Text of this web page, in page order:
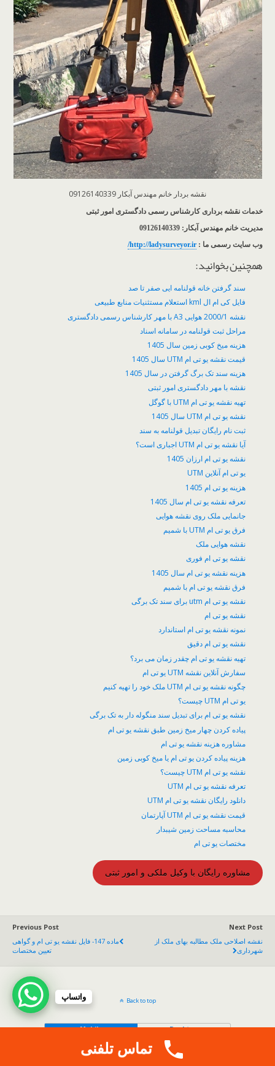
نقشه بردار خانم مهندس آبکار 09126140339
خدمات نقشه برداری کارشناس رسمی دادگستری امور ثبتی
مدیریت خانم مهندس آبکار: 09126140339
وب سایت رسمی ما : http://ladysurveyor.ir/
همچنین بخوانید:
سند گرفتن خانه قولنامه ایی صفر تا صد
فایل کی ام ال kml استعلام مستثنیات منابع طبیعی
نقشه 2000/1 هوایی A3 با مهر کارشناس رسمی دادگستری
مراحل ثبت قولنامه در سامانه اسناد
هزینه میخ کوبی زمین سال 1405
قیمت نقشه یو تی ام UTM سال 1405
هزینه سند تک برگ گرفتن در سال 1405
نقشه با مهر دادگستری امور ثبتی
تهیه نقشه یو تی ام UTM با گوگل
نقشه یو تی ام UTM سال 1405
ثبت نام رایگان تبدیل قولنامه به سند
آیا نقشه یو تی ام UTM اجباری است؟
نقشه یو تی ام ارزان 1405
یو تی ام آنلاین UTM
هزینه یو تی ام 1405
تعرفه نقشه یو تی ام سال 1405
جانمایی ملک روی نقشه هوایی
فرق یو تی ام UTM با شمیم
نقشه هوایی ملک
نقشه یو تی ام فوری
هزینه نقشه یو تی ام سال 1405
فرق نقشه یو تی ام با شمیم
نقشه یو تی ام utm برای سند تک برگی
نقشه یو تی ام
نمونه نقشه یو تی ام استاندارد
نقشه یو تی ام دقیق
تهیه نقشه یو تی ام چقدر زمان می برد؟
سفارش آنلاین نقشه UTM یو تی ام
چگونه نقشه یو تی ام UTM ملک خود را تهیه کنیم
یو تی ام UTM چیست؟
نقشه یو تی ام برای تبدیل سند منگوله دار به تک برگی
پیاده کردن چهار میخ زمین طبق نقشه یو تی ام
مشاوره هزینه نقشه یو تی ام
هزینه پیاده کردن یو تی ام یا میخ کوبی زمین
نقشه یو تی ام UTM چیست؟
تعرفه نقشه یو تی ام UTM
دانلود رایگان نقشه یو تی ام UTM
قیمت نقشه یو تی ام UTM آپارتمان
محاسبه مساحت زمین شیبدار
مختصات یو تی ام
مشاوره رایگان با وکیل ملکی و امور ثبتی
Previous Post
ماده 147- فایل نقشه یو تی ام و گواهی
تعیین مختصات
Next Post
نقشه اصلاحی ملک مطالبه بهای ملک از
شهرداری
Back to top
Mobile Desktop
Tech Tips CopyProtect Wordpress Blogs
واتساپ
تماس تلفنی